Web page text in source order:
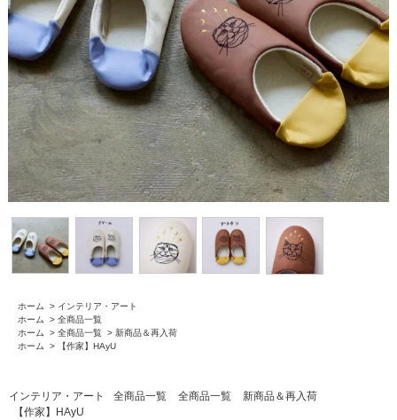
ホーム > インテリア・アート
ホーム
> 全商品一覧
ホーム
> 全商品一覧 > 新商品＆再入荷
ホーム
> 【作家】HAyU
インテリア・アート 全商品一覧 全商品一覧
新商品＆再入荷
【作家】HAyU